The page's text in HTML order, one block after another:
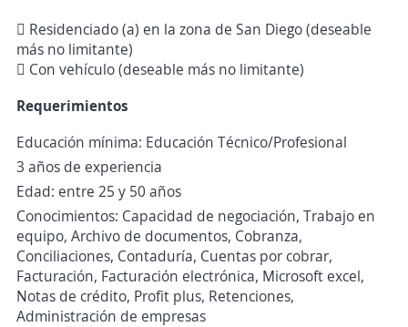
 Residenciado (a) en la zona de San Diego (deseable
más no limitante)
 Con vehículo (deseable más no limitante)
Requerimientos
Educación mínima: Educación Técnico/Profesional
3 años de experiencia
Edad: entre 25 y 50 años
Conocimientos: Capacidad de negociación, Trabajo en
equipo, Archivo de documentos, Cobranza,
Conciliaciones, Contaduría, Cuentas por cobrar,
Facturación, Facturación electrónica, Microsoft excel,
Notas de crédito, Profit plus, Retenciones,
Administración de empresas